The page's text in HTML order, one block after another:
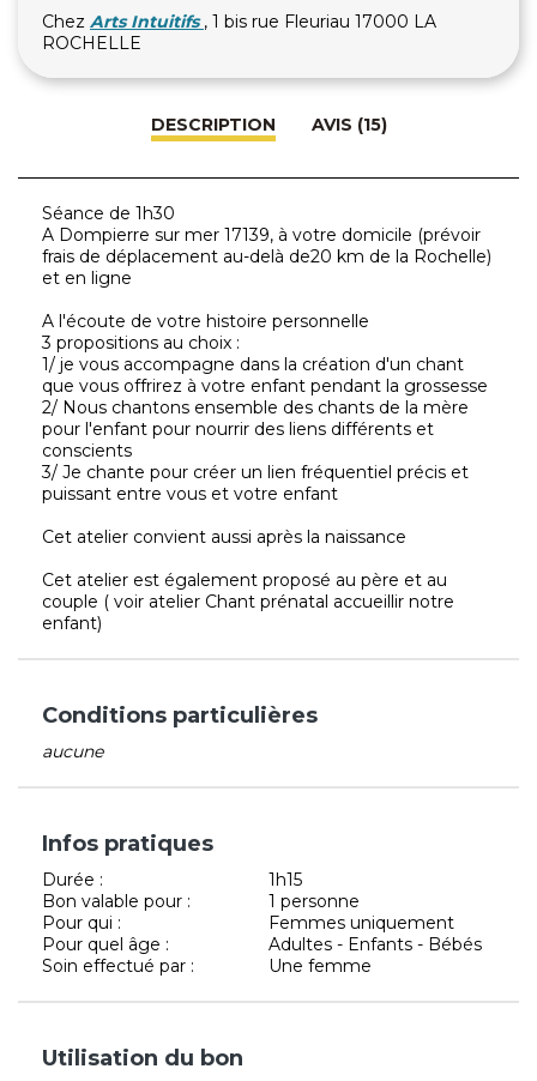
Chez Arts Intuitifs , 1 bis rue Fleuriau 17000 LA
ROCHELLE
DESCRIPTION AVIS (15)
Séance de 1h30
A Dompierre sur mer 17139, à votre domicile (prévoir
frais de déplacement au-delà de20 km de la Rochelle)
et en ligne
A l'écoute de votre histoire personnelle
3 propositions au choix :
1/ je vous accompagne dans la création d'un chant
que vous offrirez à votre enfant pendant la grossesse
2/ Nous chantons ensemble des chants de la mère
pour l'enfant pour nourrir des liens différents et
conscients
3/ Je chante pour créer un lien fréquentiel précis et
puissant entre vous et votre enfant
Cet atelier convient aussi après la naissance
Cet atelier est également proposé au père et au
couple ( voir atelier Chant prénatal accueillir notre
enfant)
Conditions particulières
aucune
Infos pratiques
Durée :
1h15
Bon valable pour :
1 personne
Pour qui :
Femmes uniquement
Pour quel âge :
Adultes - Enfants - Bébés
Soin effectué par :
Une femme
Utilisation du bon